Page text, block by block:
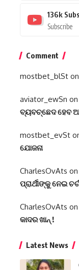
136k
Subscribe
Comment
mostbet_blSt on
aviator_ewSn on
ବ୍ୟବଚ୍ଛେଦ ହେବ
mostbet_evSt
ଯୋଜନା
CharlesOvAts on
ପ୍ରାର୍ଥୀଙ୍କୁ ନେଇ
CharlesOvAts on
କାଦର ଖାନ୍ !
Latest News